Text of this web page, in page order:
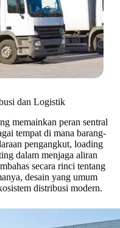
dan Logistik
memainkan peran sentral
tempat di mana barang-
pengangkut, loading
dalam menjaga aliran
secara rinci tentang
desain yang umum
distribusi modern.